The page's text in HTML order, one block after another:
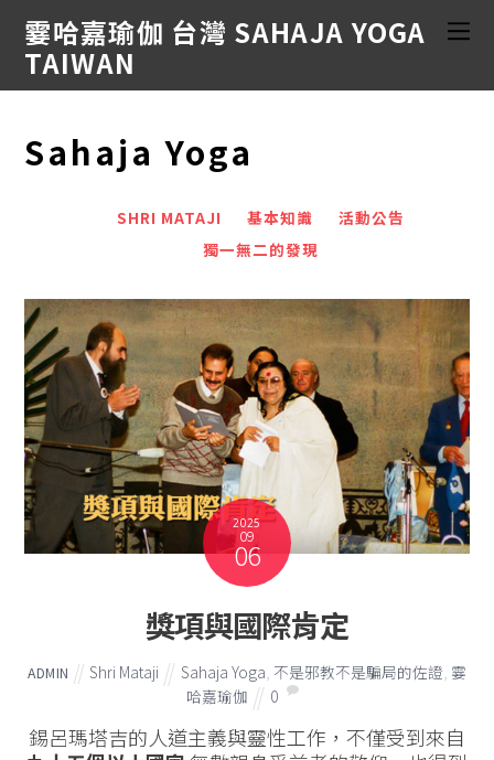
霎哈嘉瑜伽 台灣 SAHAJA YOGA
TAIWAN
Sahaja Yoga
SHRI MATAJI 基本知識
活動公告
獨一無二的發現
2025
09
06
獎項與國際肯定
ADMIN Shri Mataji Sahaja Yoga 不是邪教不是騙局的佐證 霎
哈嘉瑜伽
0
錫呂瑪塔吉的人道主義與靈性工作，不僅受到來自